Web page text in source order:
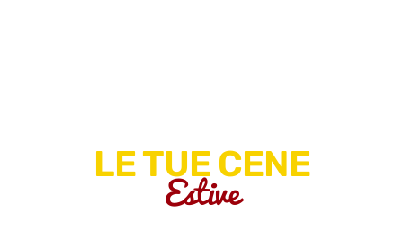
LE TUE CENE
Estive